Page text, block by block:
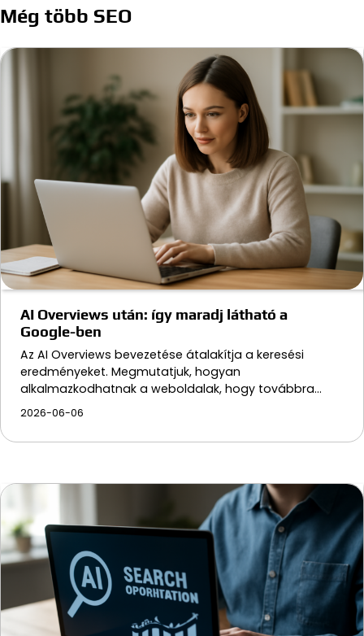
Még több SEO
AI Overviews után: így maradj látható a
Google-ben
Az AI Overviews bevezetése átalakítja a keresési
eredményeket. Megmutatjuk, hogyan
alkalmazkodhatnak a weboldalak, hogy továbbra…
2026-06-06